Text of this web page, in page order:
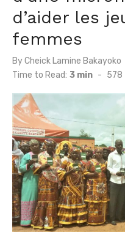
d’aider les
femmes
ByCheick Lamine Bakayoko
Time to Read: 3 min - 578